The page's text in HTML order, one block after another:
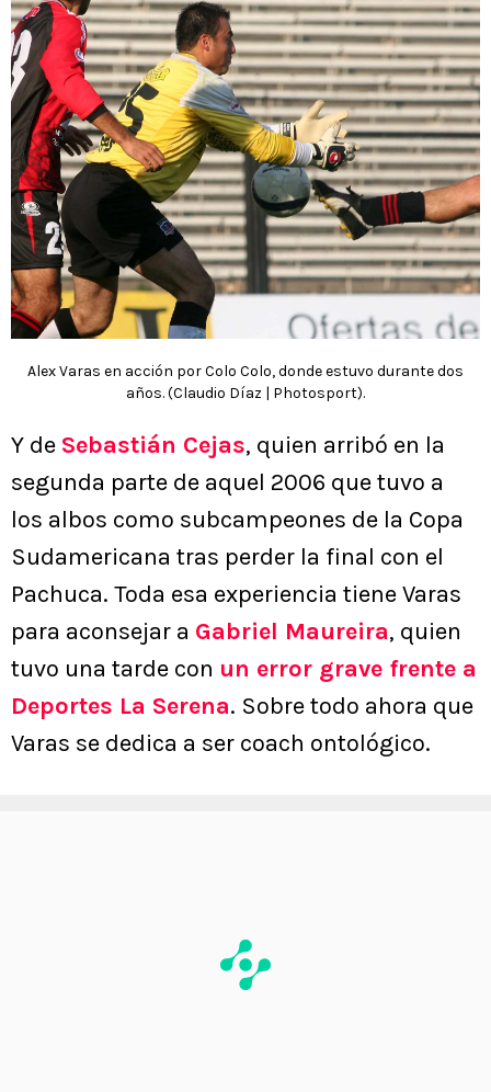
Alex Varas en acción por Colo Colo, donde estuvo durante dos
años. (Claudio Díaz | Photosport).
Y de Sebastián Cejas, quien arribó en la
segunda parte de aquel 2006 que tuvo a
los albos como subcampeones de la Copa
Sudamericana tras perder la final con el
Pachuca. Toda esa experiencia tiene Varas
para aconsejar a Gabriel Maureira, quien
tuvo una tarde con un error grave frente a
Deportes La Serena. Sobre todo ahora que
Varas se dedica a ser coach ontológico.